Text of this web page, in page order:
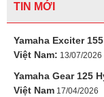
TIN MỚI
Yamaha Exciter
Việt Nam: 13/07/2026
Yamaha Gear 125
Việt Nam 17/04/2026